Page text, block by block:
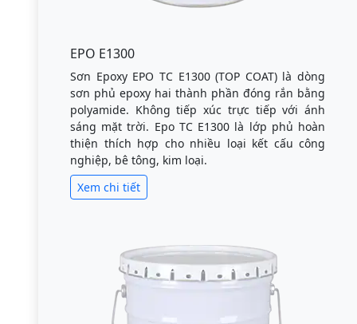
EPO E1300
Sơn Epoxy EPO TC E1300 (TOP COAT) là dòng
sơn phủ epoxy hai thành phần đóng rắn bằng
polyamide. Không tiếp xúc trực tiếp với ánh
sáng mặt trời. Epo TC E1300 là lớp phủ hoàn
thiện thích hợp cho nhiều loại kết cấu công
nghiệp, bê tông, kim loại.
Xem chi tiết